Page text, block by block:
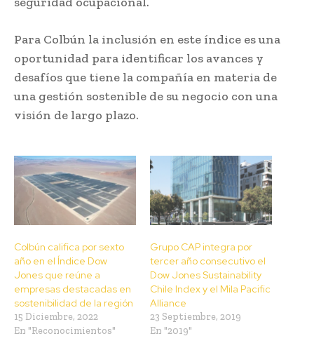
Para Colbún la inclusión en este índice es una
oportunidad para identificar los avances y
desafíos que tiene la compañía en materia de
una gestión sostenible de su negocio con una
visión de largo plazo.
Colbún califica por sexto
año en el Índice Dow
Jones que reúne a
empresas destacadas en
sostenibilidad de la región
15 Diciembre, 2022
En "Reconocimientos"
Grupo CAP integra por
tercer año consecutivo el
Dow Jones Sustainability
Chile Index y el Mila Pacific
Alliance
23 Septiembre, 2019
En "2019"